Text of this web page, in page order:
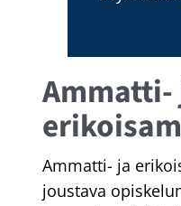
Ammatti-
Ammatti- ja
joustava